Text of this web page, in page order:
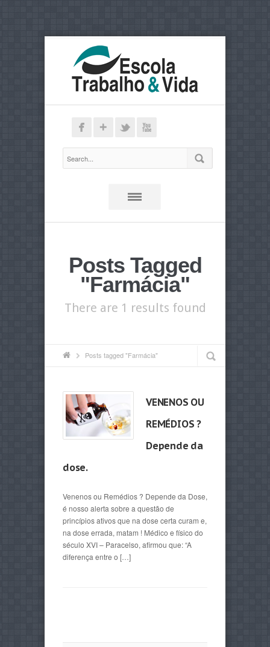
Posts Tagged
"Farmácia"
There are 1 results found
Posts tagged "Farmácia"
VENENOS OU
REMÉDIOS ?
Depende da
dose.
Venenos ou Remédios ? Depende da Dose,
é nosso alerta sobre a questão de
princípios ativos que na dose certa curam e,
na dose errada, matam ! Médico e físico do
século XVI – Paracelso, afirmou que: “A
diferença entre o […]